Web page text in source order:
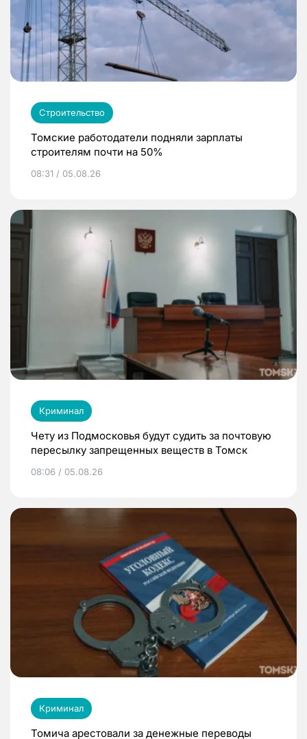
Строительство
Томские работодатели подняли зарплаты
строителям почти на 50%
08:31 / 05.08.26
Криминал
Чету из Подмосковья будут судить за почтовую
пересылку запрещенных веществ в Томск
08:06 / 05.08.26
Криминал
Томича арестовали за денежные переводы